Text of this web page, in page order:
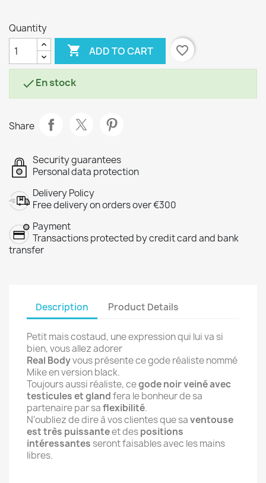
Quantity
 ADD TO CART favorite_border
En stock
Share
Security guarantees
Personal data protection
Delivery Policy
Free delivery on orders over €300
Payment
Transactions protected by credit card and bank
transfer
Description Product Details
Petit mais costaud, une expression qui lui va si
bien, vous allez adorer
Real Bodyvous présente ce gode réaliste nommé
Mike en version black.
Toujours aussi réaliste, cegode noir veiné avec
testicules et glandfera le bonheur de sa
partenaire par saflexibilité.
N'oubliez de dire à vos clientes que saventouse
est très puissanteet despositions
intéressantes seront faisables avec les mains
libres.